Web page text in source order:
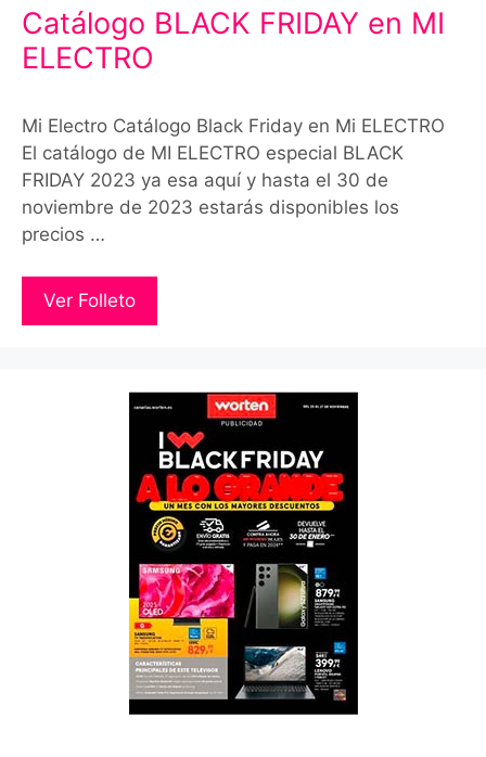
Catálogo BLACK FRIDAY en MI
ELECTRO
Mi Electro Catálogo Black Friday en Mi ELECTRO
El catálogo de MI ELECTRO especial BLACK
FRIDAY 2023 ya esa aquí y hasta el 30 de
noviembre de 2023 estarás disponibles los
precios …
Ver Folleto